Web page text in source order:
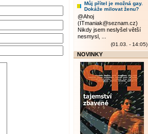
Můj přítel je možná gay.
Dokáže milovat ženu?
@Ahoj
(ITmaniak@seznam.cz)
Nikdy jsem neslyšel větší
nesmysl, ...
(01.03. - 14:05)
NOVINKY